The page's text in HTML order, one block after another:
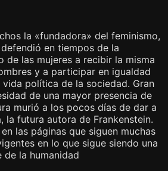
la «fundadora» del feminismo,
en tiempos de la
de las mujeres a recibir la misma
y a participar en igualdad
política de la sociedad. Gran
de una mayor presencia de
murió a los pocos días de dar a
la futura autora de Frankenstein.
las páginas que siguen muchas
en lo que sigue siendo una
de la humanidad